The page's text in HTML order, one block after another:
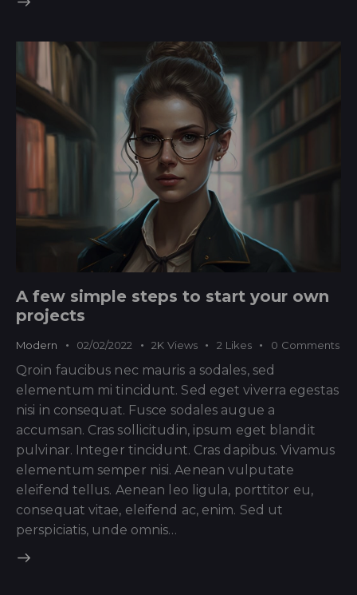
A few simple steps to start your own
projects
Modern 02/02/2022 2K Views 2 Likes 0 Comments
Qroin faucibus nec mauris a sodales, sed
elementum mi tincidunt. Sed eget viverra egestas
nisi in consequat. Fusce sodales augue a
accumsan. Cras sollicitudin, ipsum eget blandit
pulvinar. Integer tincidunt. Cras dapibus. Vivamus
elementum semper nisi. Aenean vulputate
eleifend tellus. Aenean leo ligula, porttitor eu,
consequat vitae, eleifend ac, enim. Sed ut
perspiciatis, unde omnis…